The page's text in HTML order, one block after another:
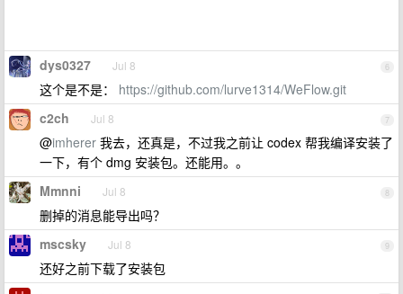
6
dys0327 Jul 8
这个是不是： https://github.com/lurve1314/WeFlow.git
7
c2ch Jul 8
@imherer 我去，还真是，不过我之前让 codex 帮我编译安装了
一下，有个 dmg 安装包。还能用。。
8
Mmnni Jul 8
删掉的消息能导出吗？
9
mscsky Jul 8
还好之前下载了安装包